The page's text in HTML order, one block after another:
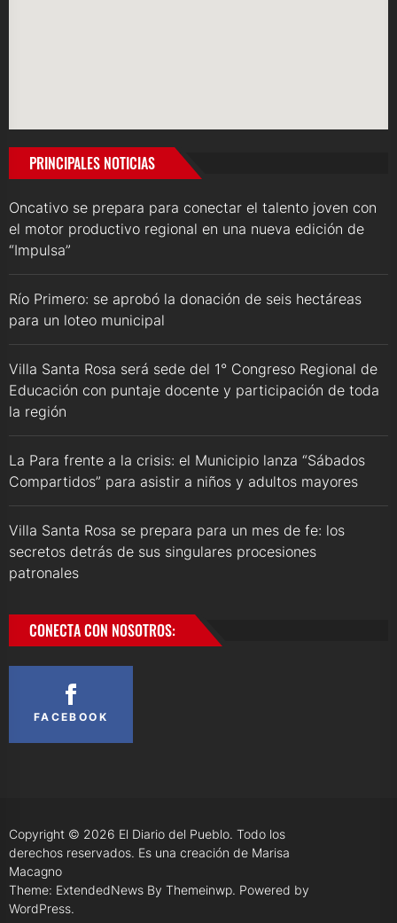
PRINCIPALES NOTICIAS
Oncativo se prepara para conectar el talento joven con
el motor productivo regional en una nueva edición de
“Impulsa”
Río Primero: se aprobó la donación de seis hectáreas
para un loteo municipal
Villa Santa Rosa será sede del 1° Congreso Regional de
Educación con puntaje docente y participación de toda
la región
La Para frente a la crisis: el Municipio lanza “Sábados
Compartidos” para asistir a niños y adultos mayores
Villa Santa Rosa se prepara para un mes de fe: los
secretos detrás de sus singulares procesiones
patronales
CONECTA CON NOSOTROS:
FACEBOOK
Copyright © 2026 El Diario del Pueblo. Todo los
derechos reservados. Es una creación de Marisa
Macagno
Theme: ExtendedNews By Themeinwp. Powered by
WordPress.